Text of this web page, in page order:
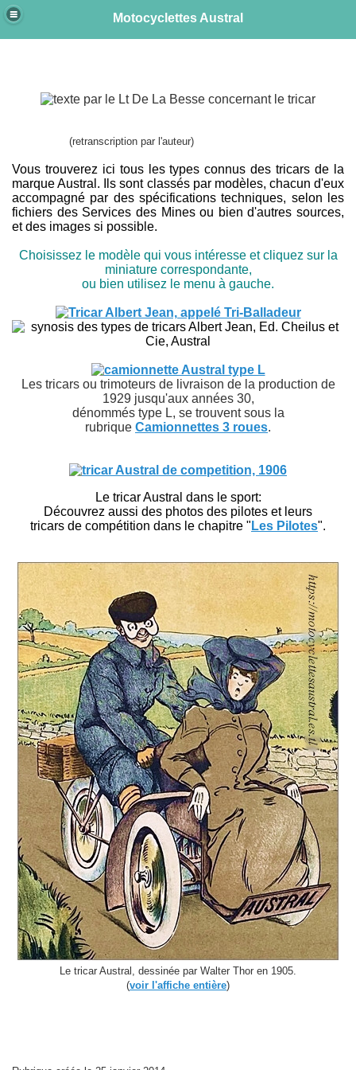
Motocyclettes Austral
(retranscription par l'auteur)
Vous trouverez ici tous les types connus des tricars de la
marque Austral. Ils sont classés par modèles, chacun d'eux
accompagné par des spécifications techniques, selon les
fichiers des Services des Mines ou bien d'autres sources,
et des images si possible.
Choisissez le modèle qui vous intéresse et cliquez sur la
miniature correspondante,
ou bien utilisez le menu à gauche.
Les tricars ou trimoteurs de livraison de la production de
1929 jusqu'aux années 30,
dénommés type L, se trouvent sous la
rubrique Camionnettes 3 roues.
Le tricar Austral dans le sport:
Découvrez aussi des photos des pilotes et leurs
tricars de compétition dans le chapitre " Les Pilotes".
Le tricar Austral, dessinée par Walter Thor en 1905.
(voir l'affiche entière)
sur l'apparence des motos Austral.